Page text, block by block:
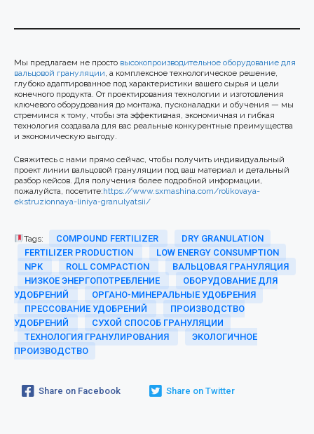
Мы предлагаем не просто высокопроизводительное оборудование для
вальцовой грануляции, а комплексное технологическое решение,
глубоко адаптированное под характеристики вашего сырья и цели
конечного продукта. От проектирования технологии и изготовления
ключевого оборудования до монтажа, пусконаладки и обучения — мы
стремимся к тому, чтобы эта эффективная, экономичная и гибкая
технология создавала для вас реальные конкурентные преимущества
и экономическую выгоду.
Свяжитесь с нами прямо сейчас, чтобы получить индивидуальный
проект линии вальцовой грануляции под ваш материал и детальный
разбор кейсов. Для получения более подробной информации,
пожалуйста, посетите:https://www.sxmashina.com/rolikovaya-
ekstruzionnaya-liniya-granulyatsii/
Tags: COMPOUND FERTILIZER
DRY GRANULATION
FERTILIZER PRODUCTION
LOW ENERGY CONSUMPTION
NPK
ROLL COMPACTION
ВАЛЬЦОВАЯ ГРАНУЛЯЦИЯ
НИЗКОЕ ЭНЕРГОПОТРЕБЛЕНИЕ
ОБОРУДОВАНИЕ ДЛЯ
УДОБРЕНИЙ
ОРГАНО-МИНЕРАЛЬНЫЕ УДОБРЕНИЯ
ПРЕССОВАНИЕ УДОБРЕНИЙ
ПРОИЗВОДСТВО
УДОБРЕНИЙ
СУХОЙ СПОСОБ ГРАНУЛЯЦИИ
ТЕХНОЛОГИЯ ГРАНУЛИРОВАНИЯ
ЭКОЛОГИЧНОЕ
ПРОИЗВОДСТВО
Share on Facebook Share on Twitter